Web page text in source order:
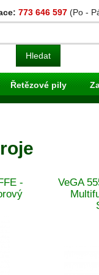
773 646 597 (Po -
Řetězové pily
-
VeGA